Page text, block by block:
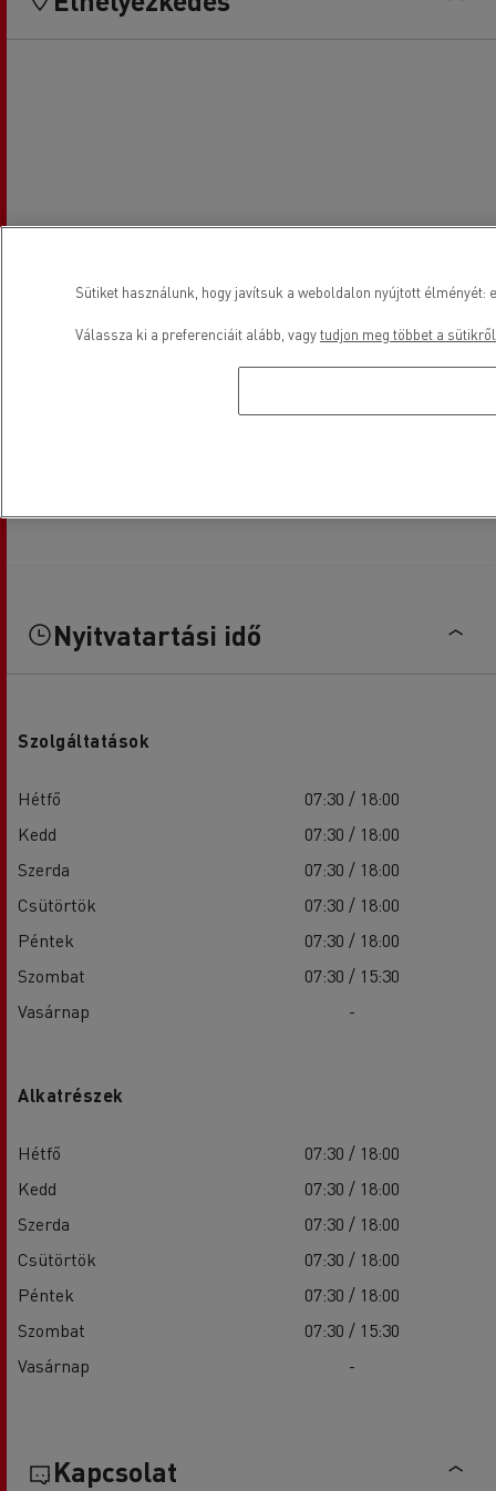
Nyitvatartási idő
Szolgáltatások
Hétfő
07:30 / 18:00
Kedd
07:30 / 18:00
Szerda
07:30 / 18:00
Csütörtök
07:30 / 18:00
Péntek
07:30 / 18:00
Szombat
07:30 / 15:30
Vasárnap
-
Alkatrészek
Hétfő
07:30 / 18:00
Kedd
07:30 / 18:00
Szerda
07:30 / 18:00
Csütörtök
07:30 / 18:00
Péntek
07:30 / 18:00
Szombat
07:30 / 15:30
Vasárnap
-
Kapcsolat
Sütiket használunk, hogy javítsuk a weboldalon nyújtott
Válassza ki a preferenciáit alább, vagytudjon meg többet a